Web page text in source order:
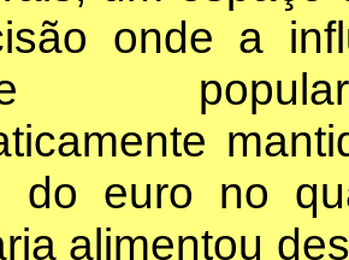
onde a
do euro no
alimentou